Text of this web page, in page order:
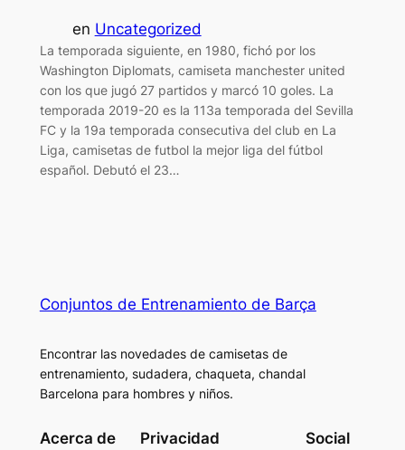
en Uncategorized
La temporada siguiente, en 1980, fichó por los
Washington Diplomats, camiseta manchester united
con los que jugó 27 partidos y marcó 10 goles. La
temporada 2019-20 es la 113a temporada del Sevilla
FC y la 19a temporada consecutiva del club en La
Liga, camisetas de futbol la mejor liga del fútbol
español. Debutó el 23…
Conjuntos de Entrenamiento de Barça
Encontrar las novedades de camisetas de
entrenamiento, sudadera, chaqueta, chandal
Barcelona para hombres y niños.
Acerca de Privacidad Social